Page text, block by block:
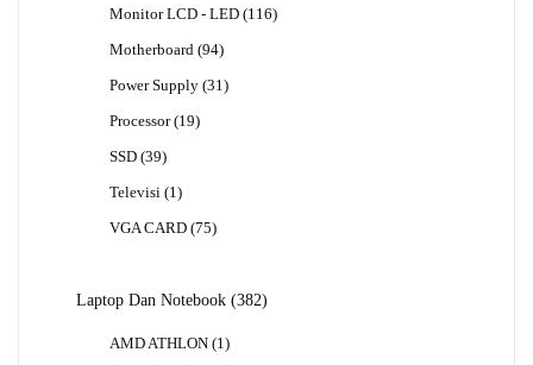
Monitor LCD - LED 116116
Motherboard 9494
Power Supply 31 31
Processor 1919
SSD 3939
Televisi
1 1
VGA CARD 7575
Laptop Dan Notebook 382382
AMD ATHLON 1 1